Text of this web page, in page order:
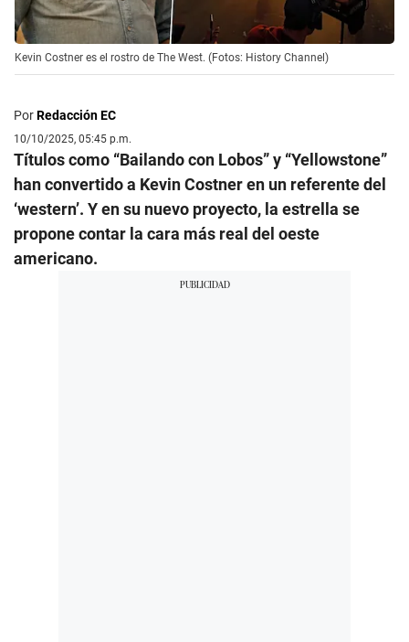
Kevin Costner es el rostro de The West. (Fotos: History Channel)
PorRedacción EC
10/10/2025, 05:45 p.m.
Títulos como “Bailando con Lobos” y “Yellowstone”
han convertido a Kevin Costner en un referente del
‘western’. Y en su nuevo proyecto, la estrella se
propone contar la cara más real del oeste
americano.